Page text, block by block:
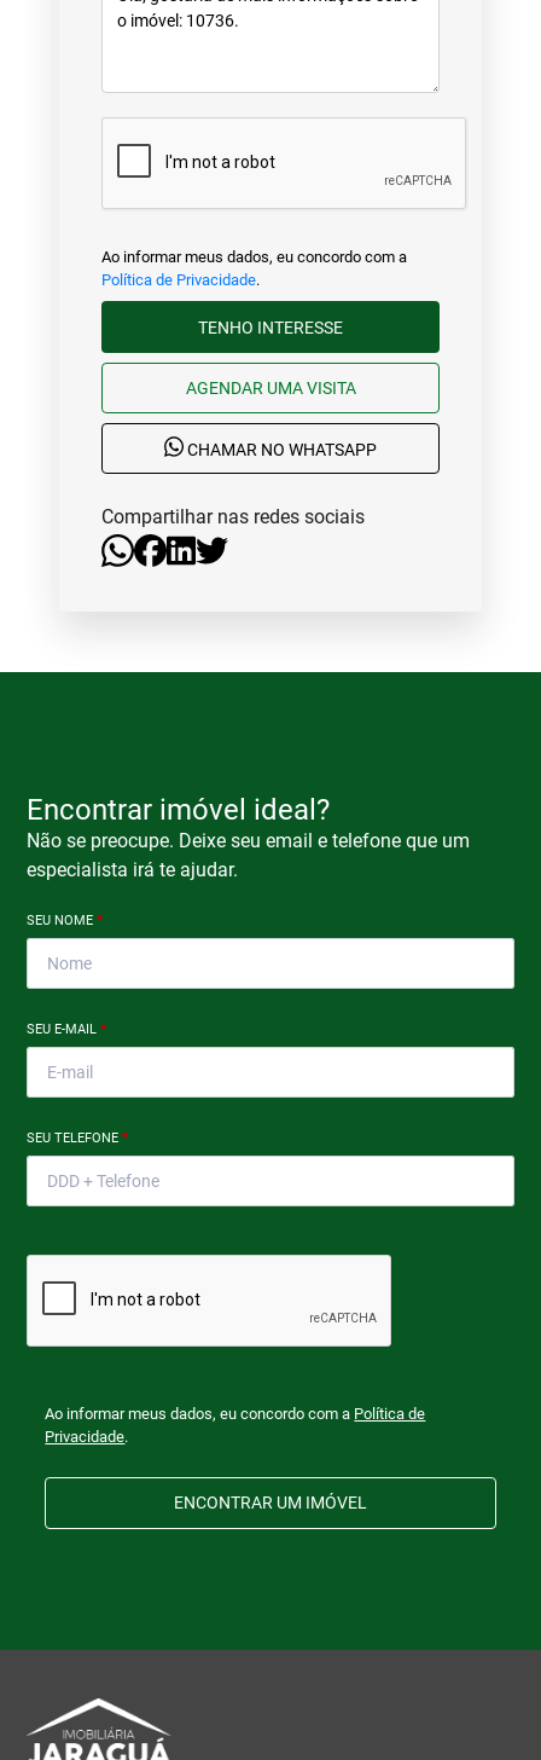
Ao informar meus dados, eu concordo com a
Política de Privacidade.
TENHO INTERESSE
AGENDAR UMA VISITA
CHAMAR NO WHATSAPP
Compartilhar nas redes sociais
Encontrar imóvel ideal?
Não se preocupe. Deixe seu email e telefone que um
especialista irá te ajudar.
SEU NOME*
SEU E-MAIL*
SEU TELEFONE*
Ao informar meus dados, eu concordo com a Política de
Privacidade.
ENCONTRAR UM IMÓVEL